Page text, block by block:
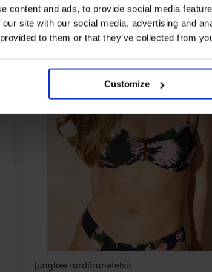
content and ads, to provide social media
site with our social media, advertising and
to them or that they’ve collected from
Customize
Junglow fürdőruhafelső